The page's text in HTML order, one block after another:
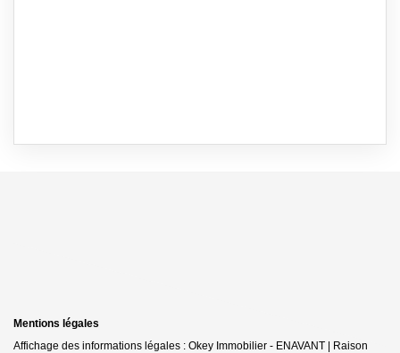
Mentions légales
Affichage des informations légales : Okey Immobilier - ENAVANT | Raison